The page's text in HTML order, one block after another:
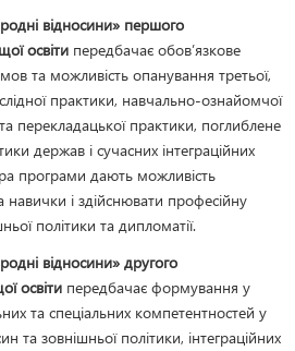
відносини» першого
освіти передбачає обов’язкове
та можливість опанування третьої,
практики, навчально-ознайомчої
перекладацької практики, поглиблене
держав і сучасних інтеграційних
програми дають можливість
навички і здійснювати професійну
політики та дипломатії.
відносини» другого
освіти передбачає формування у
та спеціальних компетентностей у
та зовнішньої політики, інтеграційних